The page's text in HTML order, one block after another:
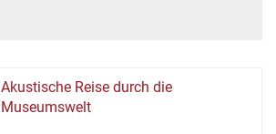
Akustische Reise durch die
Museumswelt